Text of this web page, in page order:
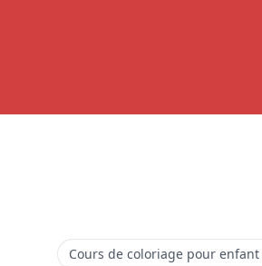
Cours de coloriage pour